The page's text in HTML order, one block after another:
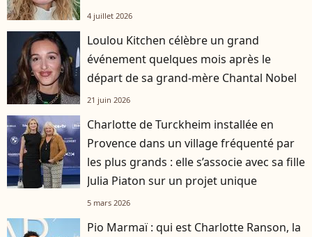
4 juillet 2026
Loulou Kitchen célèbre un grand
événement quelques mois après le
départ de sa grand-mère Chantal Nobel
21 juin 2026
Charlotte de Turckheim installée en
Provence dans un village fréquenté par
les plus grands : elle s’associe avec sa fille
Julia Piaton sur un projet unique
5 mars 2026
Pio Marmaï : qui est Charlotte Ranson, la